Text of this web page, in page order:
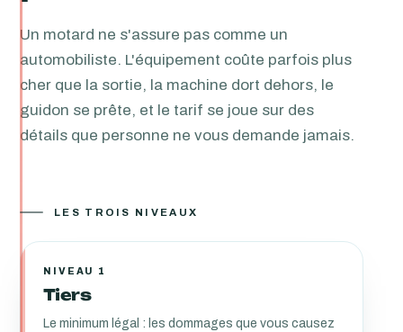
Un motard ne s'assure pas comme un
automobiliste. L'équipement coûte parfois plus
cher que la sortie, la machine dort dehors, le
guidon se prête, et le tarif se joue sur des
détails que personne ne vous demande jamais.
LES TROIS NIVEAUX
NIVEAU 1
Tiers
Le minimum légal : les dommages que vous causez